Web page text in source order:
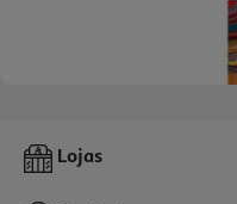
Livro O Livro Da Alquimia
Lojas